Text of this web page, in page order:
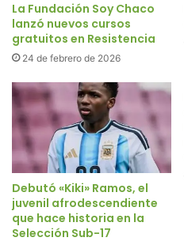
La Fundación Soy Chaco
lanzó nuevos cursos
gratuitos en Resistencia
24 de febrero de 2026
Debutó «Kiki» Ramos, el
juvenil afrodescendiente
que hace historia en la
Selección Sub-17